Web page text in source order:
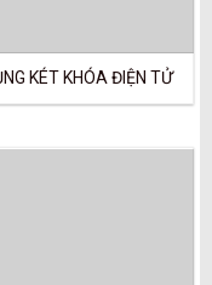
KÉT KHÓA ĐIỆN TỬ